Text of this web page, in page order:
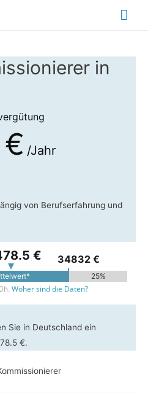
in
/Jahr
von Berufserfahrung und
€ 34832 €
25%
Woher sind die Daten?
Sie in Deutschland ein
€.